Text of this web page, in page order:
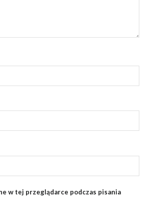
w tej przeglądarce podczas pisania